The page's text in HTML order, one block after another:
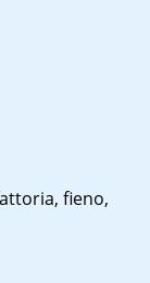
fieno,